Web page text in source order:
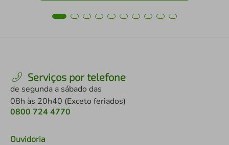
Serviços por telefone
de segunda a sábado das
08h às 20h40 (Exceto feriados)
0800 724 4770
Ouvidoria